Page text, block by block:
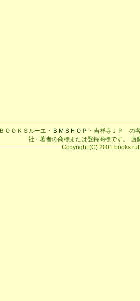
ＢＯＯＫＳルーエ・ ＢＭＳＨＯＰ ・吉祥寺ＪＰ の
社・著者の商標または登録商標です。 画
Copyright (C) 2001 books